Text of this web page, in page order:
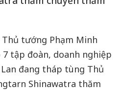
tướng Phạm Minh
tập đoàn, doanh nghiệp
đang tháp tùng Thủ
Shinawatra thăm